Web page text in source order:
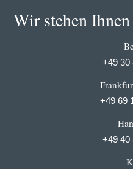
Wir stehen
+49 30
+49 69
+49 40